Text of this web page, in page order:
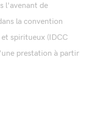
l'avenant de
la convention
spiritueux (IDCC
prestation à partir